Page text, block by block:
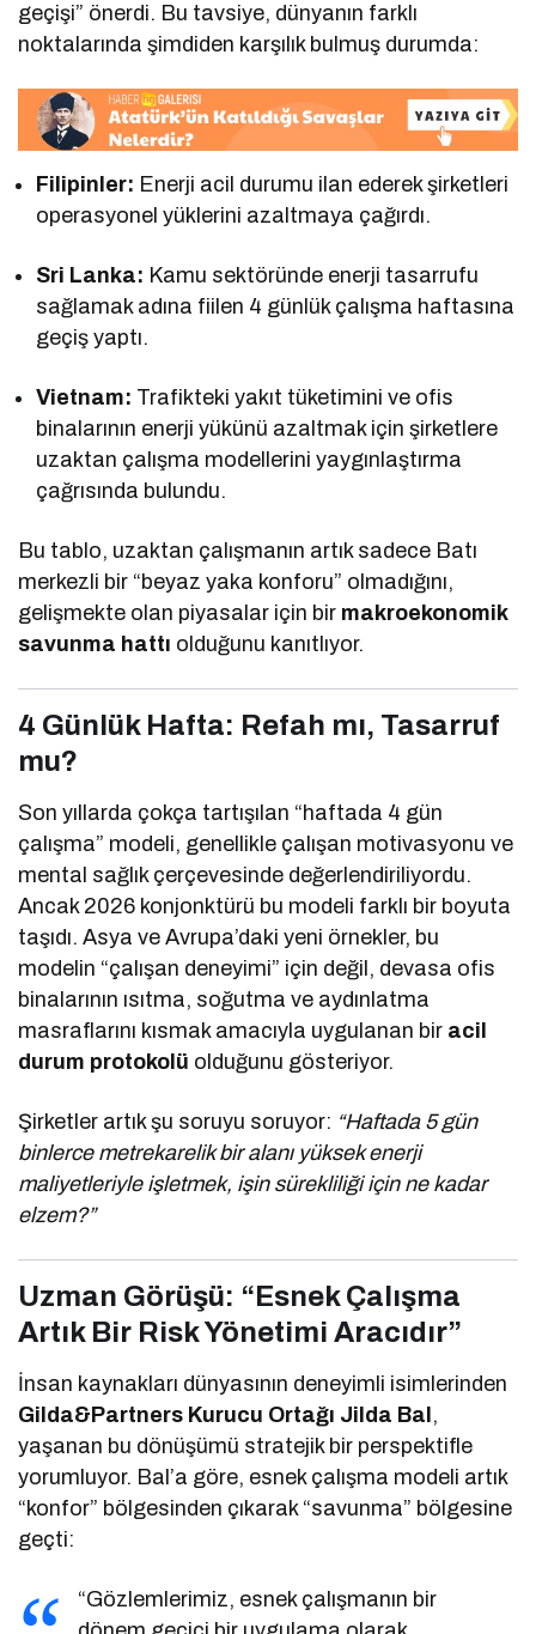
geçişi” önerdi. Bu tavsiye, dünyanın farklı
noktalarında şimdiden karşılık bulmuş durumda:
Filipinler: Enerji acil durumu ilan ederek şirketleri
operasyonel yüklerini azaltmaya çağırdı.
Sri Lanka: Kamu sektöründe enerji tasarrufu
sağlamak adına fiilen 4 günlük çalışma haftasına
geçiş yaptı.
Vietnam: Trafikteki yakıt tüketimini ve ofis
binalarının enerji yükünü azaltmak için şirketlere
uzaktan çalışma modellerini yaygınlaştırma
çağrısında bulundu.
Bu tablo, uzaktan çalışmanın artık sadece Batı
merkezli bir “beyaz yaka konforu” olmadığını,
gelişmekte olan piyasalar için bir makroekonomik
savunma hattı olduğunu kanıtlıyor.
4 Günlük Hafta: Refah mı, Tasarruf
mu?
Son yıllarda çokça tartışılan “haftada 4 gün
çalışma” modeli, genellikle çalışan motivasyonu ve
mental sağlık çerçevesinde değerlendiriliyordu.
Ancak 2026 konjonktürü bu modeli farklı bir boyuta
taşıdı. Asya ve Avrupa’daki yeni örnekler, bu
modelin “çalışan deneyimi” için değil, devasa ofis
binalarının ısıtma, soğutma ve aydınlatma
masraflarını kısmak amacıyla uygulanan bir acil
durum protokolü olduğunu gösteriyor.
Şirketler artık şu soruyu soruyor: “Haftada 5 gün
binlerce metrekarelik bir alanı yüksek enerji
maliyetleriyle işletmek, işin sürekliliği için ne kadar
elzem?”
Uzman Görüşü: “Esnek Çalışma
Artık Bir Risk Yönetimi Aracıdır”
İnsan kaynakları dünyasının deneyimli isimlerinden
Gilda&Partners Kurucu Ortağı Jilda Bal,
yaşanan bu dönüşümü stratejik bir perspektifle
yorumluyor. Bal’a göre, esnek çalışma modeli artık
“konfor” bölgesinden çıkarak “savunma” bölgesine
geçti:
“Gözlemlerimiz, esnek çalışmanın bir